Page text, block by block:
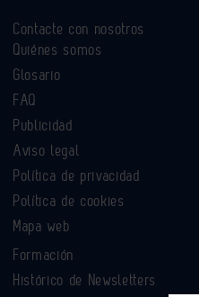
Contacte con nosotros
Quiénes somos
Glosario
FAQ
Publicidad
Aviso legal
Política de privacidad
Política de cookies
Mapa web
Formación
Histórico de Newsletters